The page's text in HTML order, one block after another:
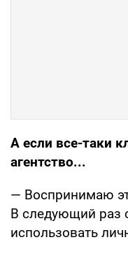
А если все-таки
агентство...
— Воспринимаю
В следующий раз
использовать